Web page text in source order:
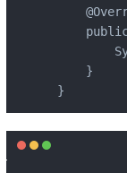
     }
}